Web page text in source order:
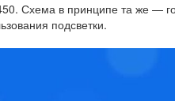
Схема в принципе та же —
подсветки.